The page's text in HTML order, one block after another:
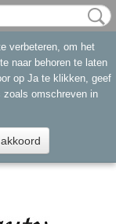
verbeteren, om het
naar behoren te laten
op Ja te klikken, geef
zoals omschreven in